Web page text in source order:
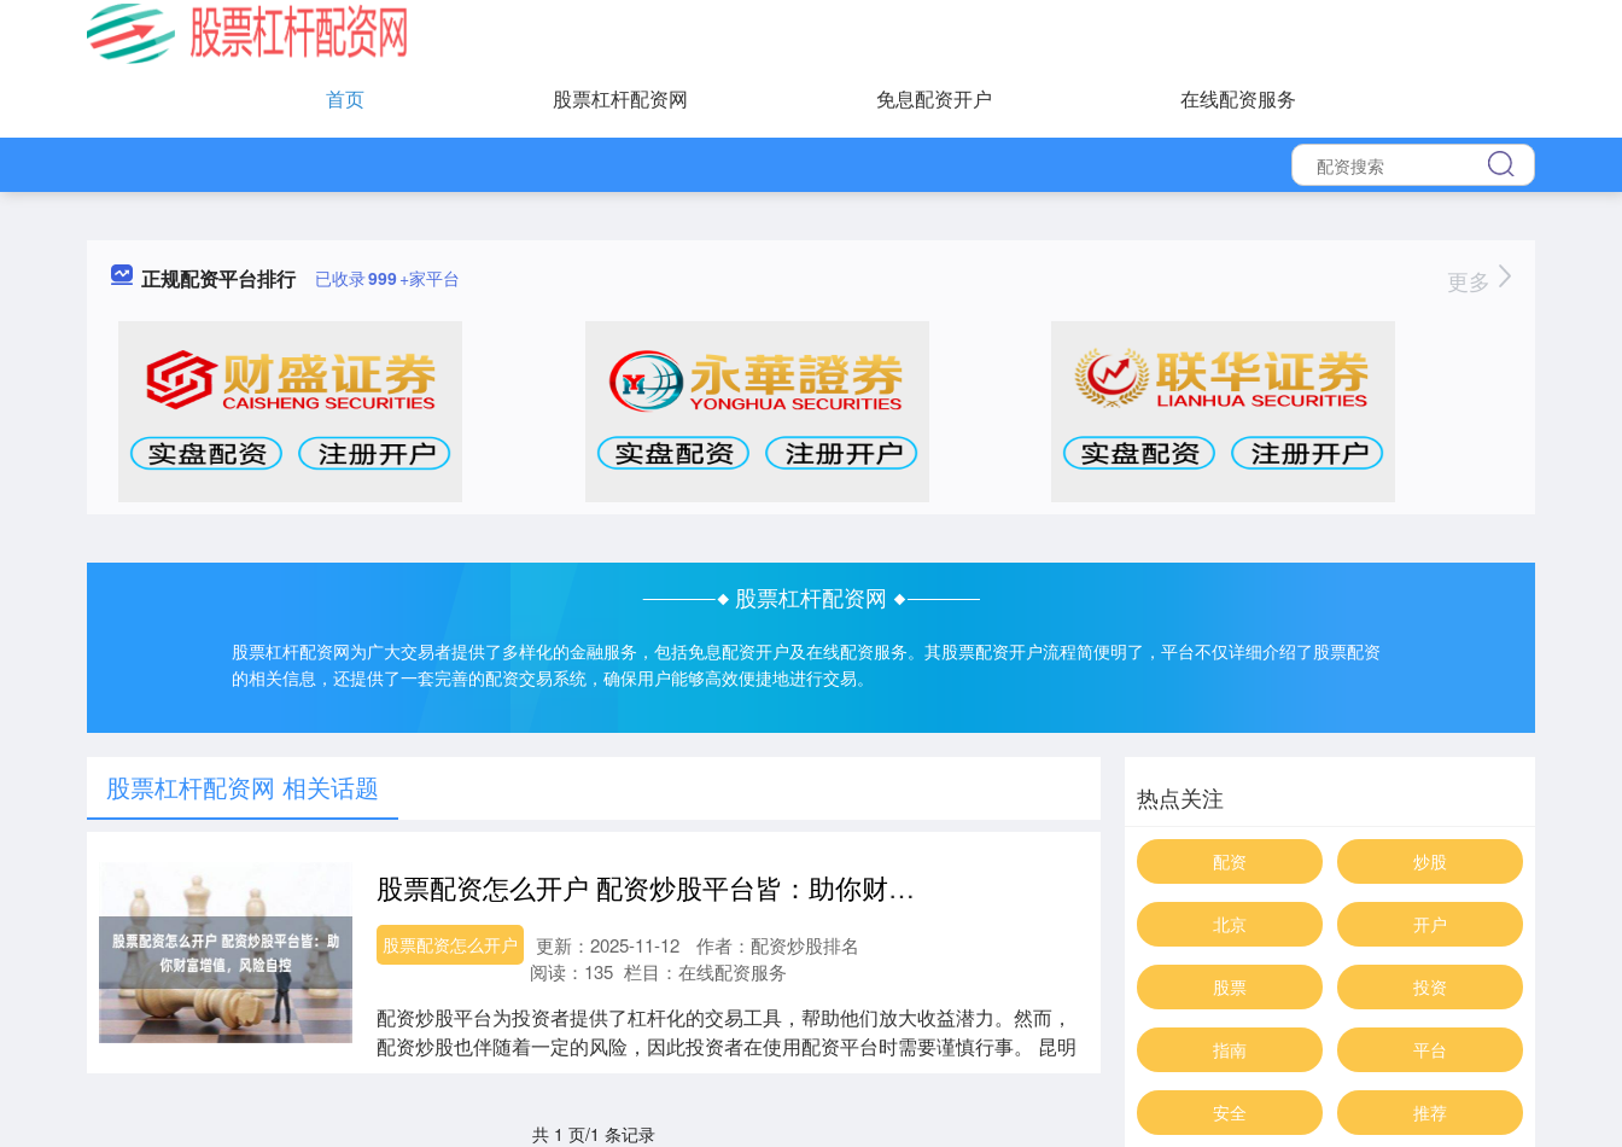
首页 股票杠杆配资网 免息配资开户 在线配资服务
正规配资平台排行 已收录999+家平台 更多
股票杠杆配资网
股票杠杆配资网为广大交易者提供了多样化的金融服务，包括免息配资开户及在线配资服务。其股票配资开户流程简便明了，平台不仅详细介绍了股票配资
的相关信息，还提供了一套完善的配资交易系统，确保用户能够高效便捷地进行交易。
股票杠杆配资网 相关话题
股票配资怎么开户 配资炒股平台皆：助你财富增值，风险自控
股票配资怎么开户 更新：2025-11-12
作者：配资炒股排名
阅读： 135 栏目： 在线配资服务
配资炒股平台为投资者提供了杠杆化的交易工具，帮助他们放大收益潜力。然而，
配资炒股也伴随着一定的风险，因此投资者在使用配资平台时需要谨慎行事。 昆明
共 1 页/1 条记录
热点关注
配资 炒股
北京 开户
股票 投资
指南 平台
安全 推荐